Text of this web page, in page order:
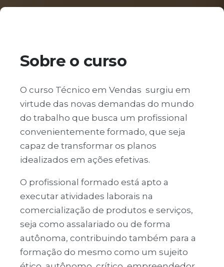
Sobre o curso
O curso Técnico em Vendas surgiu em
virtude das novas demandas do mundo
do trabalho que busca um profissional
convenientemente formado, que seja
capaz de transformar os planos
idealizados em ações efetivas.
O profissional formado está apto a
executar atividades laborais na
comercialização de produtos e serviços,
seja como assalariado ou de forma
autônoma, contribuindo também para a
formação do mesmo como um sujeito